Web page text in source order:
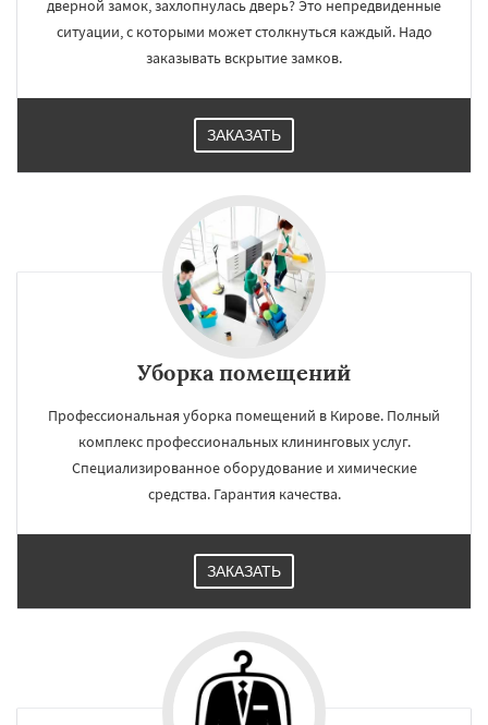
дверной замок, захлопнулась дверь? Это непредвиденные
ситуации, с которыми может столкнуться каждый. Надо
заказывать вскрытие замков.
ЗАКАЗАТЬ
Уборка помещений
Профессиональная уборка помещений в Кирове. Полный
комплекс профессиональных клининговых услуг.
Специализированное оборудование и химические
средства. Гарантия качества.
ЗАКАЗАТЬ